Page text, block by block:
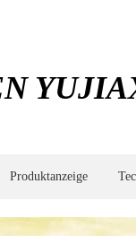
Produktanzeige